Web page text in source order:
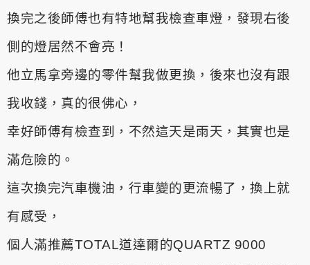
換完之後師傅也有特地幫我檢查車燈，發現右後
側的燈居然不會亮！
他立馬拿旁邊的零件幫我做更換，後來也沒有跟
我收錢，真的很佛心，
幸好師傅有檢查到，不然這天是雨天，其實也是
滿危險的。
這次換完汽車機油，行車變的更流暢了，換上就
有感受，
個人滿推薦TOTAL道達爾的QUARTZ 9000